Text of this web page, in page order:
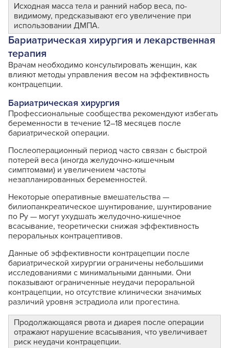
Исходная масса тела и ранний набор веса, по-
видимому, предсказывают его увеличение при
использовании ДМПА.
Бариатрическая хирургия и лекарственная
терапия
Врачам необходимо консультировать женщин, как
влияют методы управления весом на эффективность
контрацепции.
Бариатрическая хирургия
Профессиональные сообщества рекомендуют избегать
беременности в течение 12–18 месяцев после
бариатрической операции.
Послеоперационный период часто связан с быстрой
потерей веса (иногда желудочно-кишечным
симптомами) и увеличением частоты
незапланированных беременностей.
Некоторые оперативные вмешательства —
билиопанкреатическое шунтирование, шунтирование
по Ру — могут ухудшать желудочно-кишечное
всасывание, теоретически снижая эффективность
пероральных контрацептивов.
Данные об эффективности контрацепции после
бариатрической хирургии ограничены небольшими
исследованиями с минимальными данными. Они
показывают ограниченные неудачи пероральной
контрацепции, но отсутствие клинически значимых
различий уровня эстрадиола или прогестина.
Продолжающаяся рвота и диарея после операции
отражают нарушение всасывания, что увеличивает
риск неудачи контрацепции.